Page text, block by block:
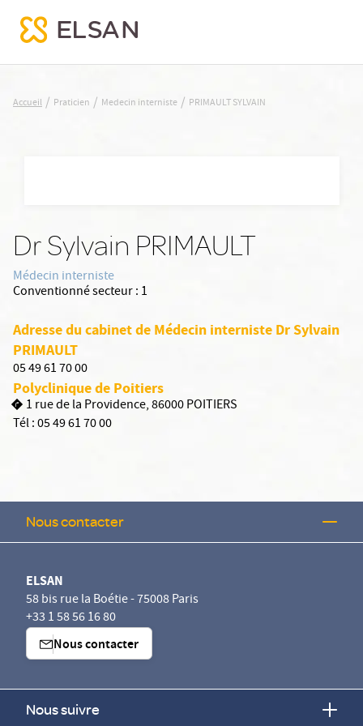
PRIMAULT SYLVAIN
Accueil / Praticien / Medecin interniste / PRIMAULT SYLVAIN
Dr Sylvain PRIMAULT
Médecin interniste
Conventionné secteur : 1
Adresse du cabinet de Médecin interniste Dr Sylvain
PRIMAULT
05 49 61 70 00
Polyclinique de Poitiers
1 rue de la Providence, 86000 POITIERS
Tél :05 49 61 70 00
Nous contacter
ELSAN
58 bis rue la Boétie - 75008 Paris
+33 1 58 56 16 80
Nous contacter
Nous suivre